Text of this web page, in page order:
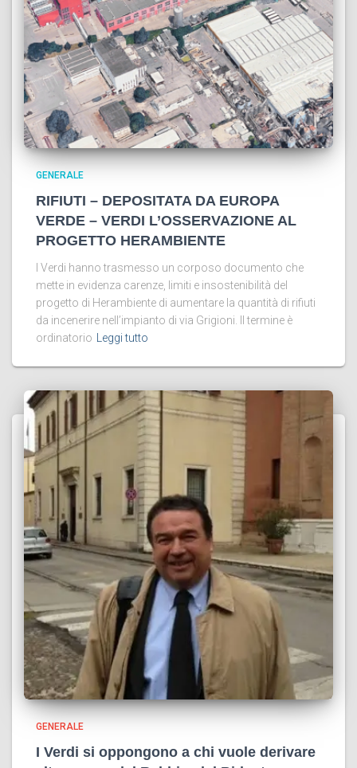
GENERALE
RIFIUTI – DEPOSITATA DA EUROPA
VERDE – VERDI L’OSSERVAZIONE AL
PROGETTO HERAMBIENTE
I Verdi hanno trasmesso un corposo documento che
mette in evidenza carenze, limiti e insostenibilità del
progetto di Herambiente di aumentare la quantità di rifiuti
da incenerire nell’impianto di via Grigioni. Il termine è
ordinatorio
Leggi tutto
GENERALE
I Verdi si oppongono a chi vuole derivare